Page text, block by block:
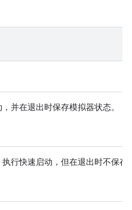
并在退出时保存模拟器状态。
行快速启动，但在退出时不保存